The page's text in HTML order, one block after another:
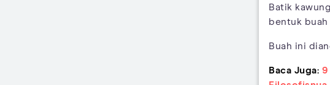
Batik
bentuk buah
Buah ini
Baca Juga: 9